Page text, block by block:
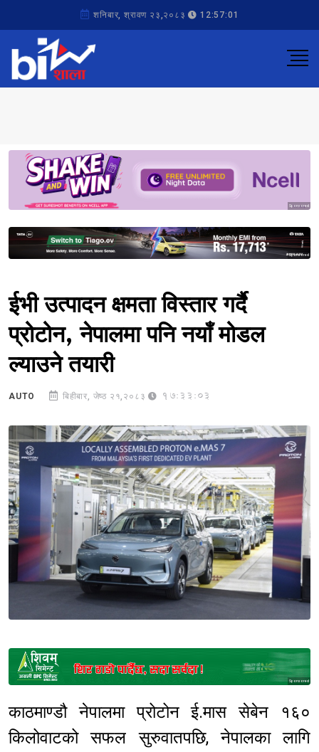
शनिबार, श्रावण २३,२०८३ 12:57:01
Sponsored
Sponsored
ईभी उत्पादन क्षमता विस्तार गर्दै
प्रोटोन, नेपालमा पनि नयाँ मोडल
ल्याउने तयारी
AUTO बिहीबार, जेष्ठ २१,२०८३ 17:33:03
Sponsored
काठमाण्डौ नेपालमा प्रोटोन ई.मास सेबेन १६०
किलोवाटको सफल सुरुवातपछि, नेपालका लागि